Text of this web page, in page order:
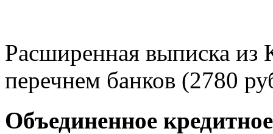
Расширенная выписка из
перечнем банков (2780
Объединенное